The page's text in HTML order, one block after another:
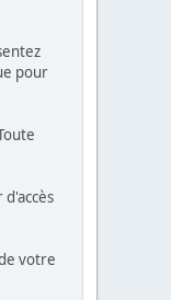
pour
votre